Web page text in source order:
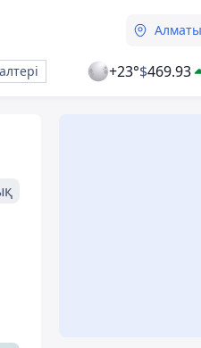
Алматы
+23°$469.93